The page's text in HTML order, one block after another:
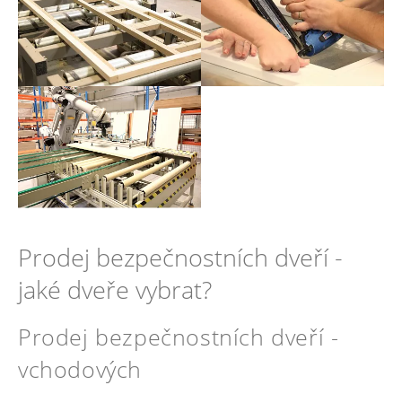
Prodej bezpečnostních dveří -
jaké dveře vybrat?
Prodej bezpečnostních dveří -
vchodových